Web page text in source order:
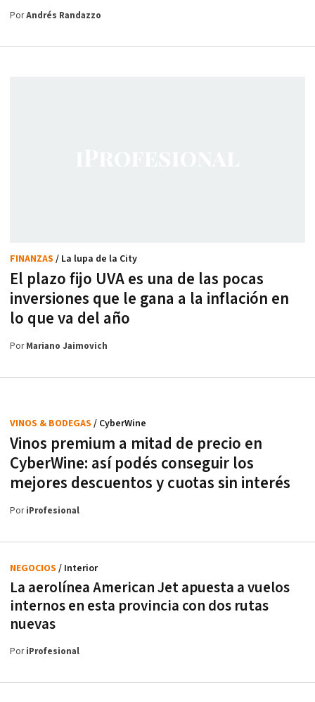
PorAndrés Randazzo
El plazo fijo UVA es una de las pocas
inversiones que le gana a la inflación en
lo que va del año
FINANZAS / La lupa de la City
PorMariano Jaimovich
Vinos premium a mitad de precio en
CyberWine: así podés conseguir los
mejores descuentos y cuotas sin interés
VINOS & BODEGAS / CyberWine
PoriProfesional
La aerolínea American Jet apuesta a vuelos
internos en esta provincia con dos rutas
nuevas
NEGOCIOS / Interior
PoriProfesional